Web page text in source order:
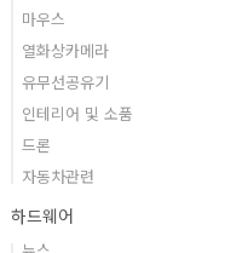
마우스
열화상카메라
유무선공유기
인테리어 및 소품
드론
자동차관련
하드웨어